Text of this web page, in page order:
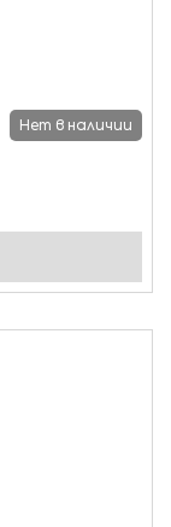
Нет в наличии